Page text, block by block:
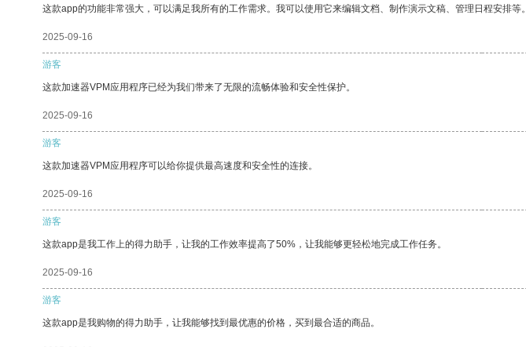
这款app的功能非常强大，可以满足我所有的工作需求。我可以使用它来编辑文档、制作演示文稿、管理日程安排等。
2025-09-16
游客
这款加速器VPM应用程序已经为我们带来了无限的流畅体验和安全性保护。
2025-09-16
游客
这款加速器VPM应用程序可以给你提供最高速度和安全性的连接。
2025-09-16
游客
这款app是我工作上的得力助手，让我的工作效率提高了50%，让我能够更轻松地完成工作任务。
2025-09-16
游客
这款app是我购物的得力助手，让我能够找到最优惠的价格，买到最合适的商品。